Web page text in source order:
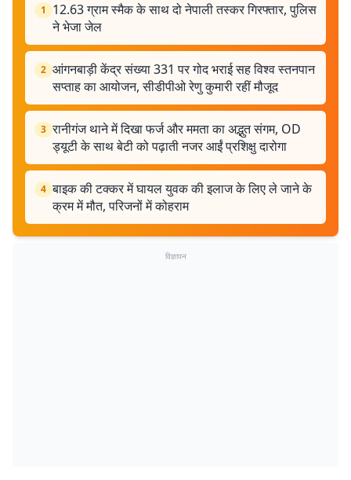
1
12.63 ग्राम स्मैक के साथ दो नेपाली तस्कर गिरफ्तार, पुलिस
ने भेजा जेल
2 आंगनबाड़ी केंद्र संख्या 331 पर गोद भराई सह विश्व स्तनपान
सप्ताह का आयोजन, सीडीपीओ रेणु कुमारी रहीं मौजूद
3 रानीगंज थाने में दिखा फर्ज और ममता का अद्भुत संगम, OD
ड्यूटी के साथ बेटी को पढ़ाती नजर आईं प्रशिक्षु दारोगा
4 बाइक की टक्कर में घायल युवक की इलाज के लिए ले जाने के
क्रम में मौत, परिजनों में कोहराम
विज्ञापन